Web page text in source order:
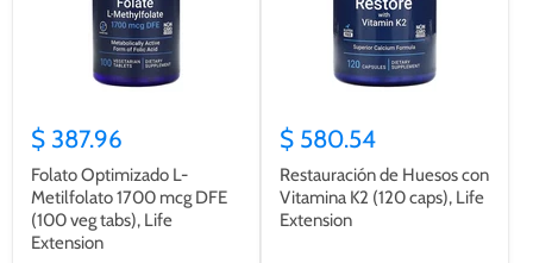
$ 387.96
Folato Optimizado L-
Metilfolato 1700 mcg DFE
(100 veg tabs), Life
Extension
$ 580.54
Restauración de Huesos con
Vitamina K2 (120 caps), Life
Extension